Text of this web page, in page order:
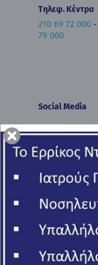
Τηλεφ. Κέντρο
210 69 72 000 -
79 000
Social Media